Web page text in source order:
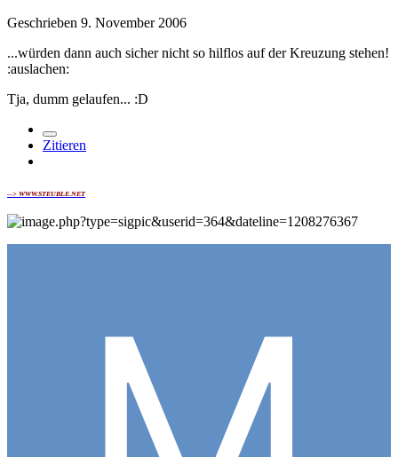
Geschrieben 9. November 2006
...würden dann auch sicher nicht so hilflos auf der Kreuzung stehen!
:auslachen:
Tja, dumm gelaufen... :D
Zitieren
--> WWW.STEUBLE.NET